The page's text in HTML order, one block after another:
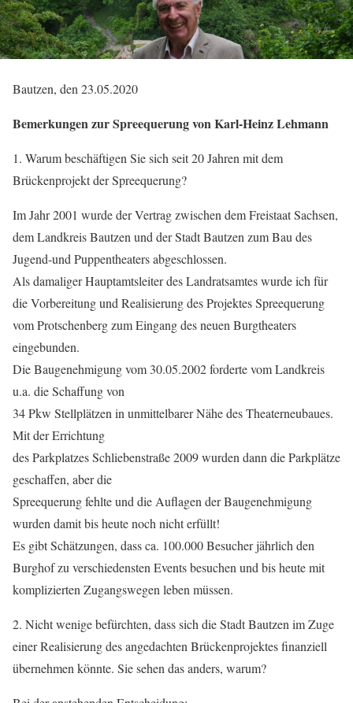
Bautzen, den 23.05.2020
Bemerkungen zur Spreequerung von Karl-Heinz Lehmann
1. Warum beschäftigen Sie sich seit 20 Jahren mit dem
Brückenprojekt der Spreequerung?
Im Jahr 2001 wurde der Vertrag zwischen dem Freistaat Sachsen,
dem Landkreis Bautzen und der Stadt Bautzen zum Bau des
Jugend-und Puppentheaters abgeschlossen.
Als damaliger Hauptamtsleiter des Landratsamtes wurde ich für
die Vorbereitung und Realisierung des Projektes Spreequerung
vom Protschenberg zum Eingang des neuen Burgtheaters
eingebunden.
Die Baugenehmigung vom 30.05.2002 forderte vom Landkreis
u.a. die Schaffung von
34 Pkw Stellplätzen in unmittelbarer Nähe des Theaterneubaues.
Mit der Errichtung
des Parkplatzes Schliebenstraße 2009 wurden dann die Parkplätze
geschaffen, aber die
Spreequerung fehlte und die Auflagen der Baugenehmigung
wurden damit bis heute noch nicht erfüllt!
Es gibt Schätzungen, dass ca. 100.000 Besucher jährlich den
Burghof zu verschiedensten Events besuchen und bis heute mit
komplizierten Zugangswegen leben müssen.
2. Nicht wenige befürchten, dass sich die Stadt Bautzen im Zuge
einer Realisierung des angedachten Brückenprojektes finanziell
übernehmen könnte. Sie sehen das anders, warum?